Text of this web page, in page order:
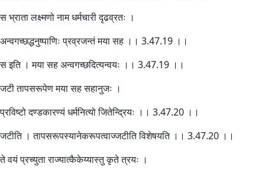
स भ्राता लक्ष्मणो नाम धर्मचारी दृढव्रतः ।
अन्वगच्छद्धनुष्पाणिः प्रव्रजन्तं मया सह ।। 3.47.19 ।।
स इति । मया सह अन्वगच्छदित्यन्वयः ।। 3.47.19 ।।
जटी तापसरूपेण मया सह सहानुजः ।
प्रविष्टो दण्डकारण्यं धर्मनित्यो जितेन्द्रियः ।। 3.47.20 ।।
जटीति । तापसरूपस्यानेकरूपत्वाज्जटीति विशेषयति ।। 3.47.20 ।।
ते वयं प्रच्युता राज्यात्कैकेय्यास्तु कृते त्रयः ।